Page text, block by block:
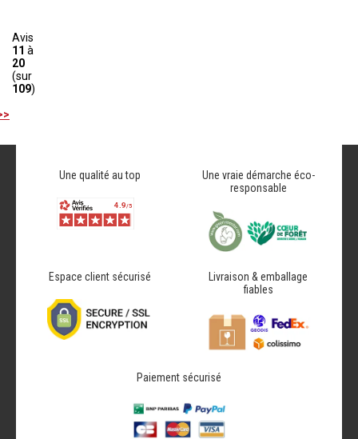
Avis
11 à
20
(sur
109)
Une qualité au top
Une vraie démarche éco-
responsable
Espace client sécurisé
Livraison & emballage
fiables
Paiement sécurisé